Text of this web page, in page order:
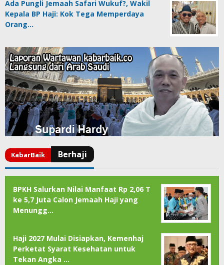
Ada Pungli Jemaah Safari Wukuf?, Wakil
Kepala BP Haji: Kok Tega Memperdaya
Orang…
BPKH Salurkan Nilai Manfaat Rp 2,06 T
ke 5,7 Juta Calon Jemaah Haji yang
Menungg…
Haji 2027 Mulai Disiapkan, Kemenhaj
Perketat Syarat Kesehatan untuk
Tekan Angka …